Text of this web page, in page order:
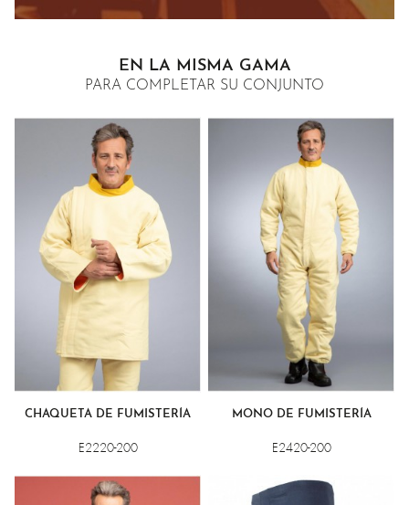
EN LA MISMA GAMA
PARA COMPLETAR SU CONJUNTO
CHAQUETA DE FUMISTERÍA
E2220-200
MONO DE FUMISTERÍA
E2420-200